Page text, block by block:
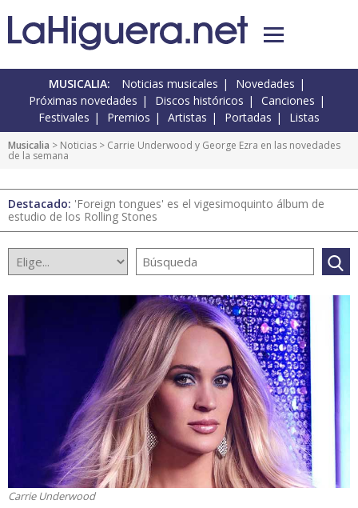
MUSICALIA: Noticias musicales
Novedades
Próximas novedades
Discos históricos
Canciones
Festivales
Premios Artistas Portadas Listas
Musicalia > Noticias > Carrie Underwood y George Ezra en las novedades
de la semana
Destacado: 'Foreign tongues' es el vigesimoquinto álbum de
estudio de los Rolling Stones
Carrie Underwood